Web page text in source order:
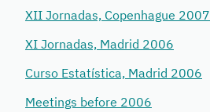
XII Jornadas, Copenhague 2007
XI Jornadas, Madrid 2006
Curso Estatística, Madrid 2006
Meetings before 2006